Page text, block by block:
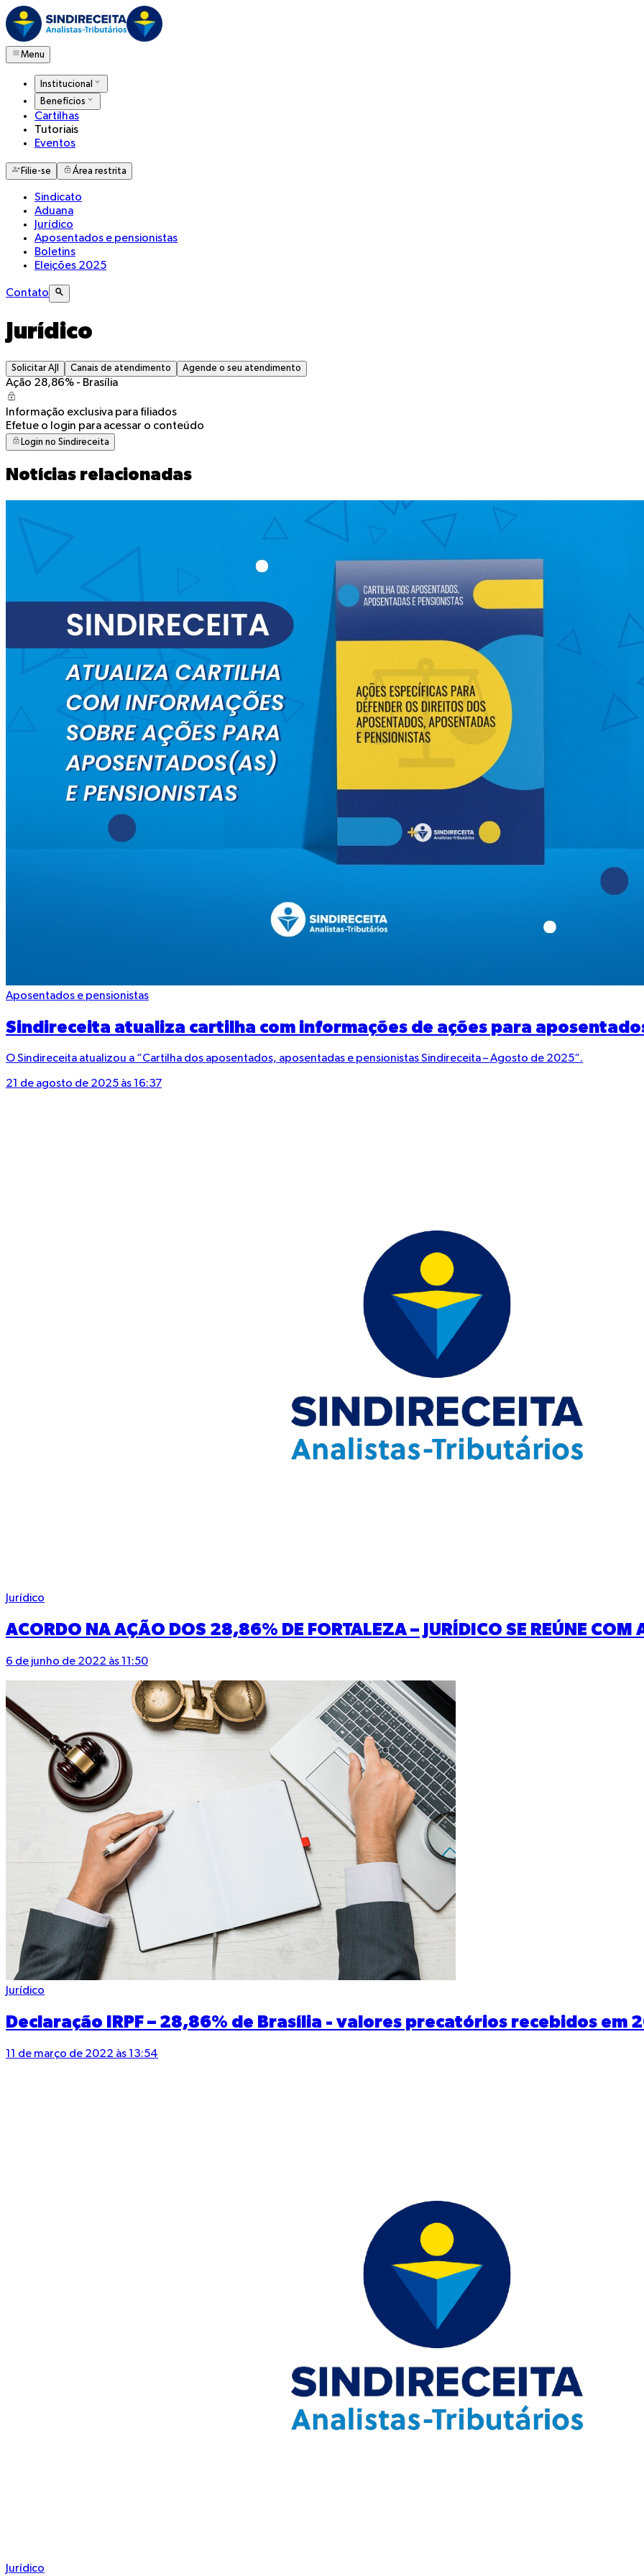
Menu
Institucional
Benefícios
Cartilhas
Tutoriais
Eventos
Filie-se Área restrita
Sindicato
Aduana
Jurídico
Aposentados e pensionistas
Boletins
Eleições 2025
Contato
Jurídico
Solicitar AJI Canais de atendimento Agende o seu atendimento
Ação 28,86% - Brasília
Informação exclusiva para filiados
Efetue o login para acessar o conteúdo
Login no Sindireceita
Notícias relacionadas
Aposentados e pensionistas
Sindireceita atualiza cartilha com informações de ações para
O Sindireceita atualizou a “Cartilha dos aposentados, aposentadas e pensionistas Sindireceita – Agosto de 2025“.
21 de agosto de 2025 às 16:37
Jurídico
ACORDO NA AÇÃO DOS 28,86% DE FORTALEZA – JURÍDICO SE REÚNE COM
6 de junho de 2022 às 11:50
Jurídico
Declaração IRPF – 28,86% de Brasília - valores precatórios recebidos em
11 de março de 2022 às 13:54
Jurídico